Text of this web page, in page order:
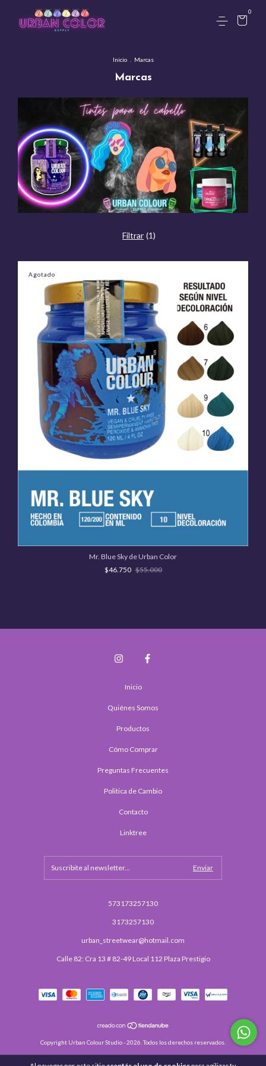
0
Inicio Marcas
Marcas
Filtrar (1)
Agotado
Mr. Blue Sky de Urban Color
$46.750 $55.000
Inicio
Quiénes Somos
Productos
Cómo Comprar
Preguntas Frecuentes
Politica de Cambio
Contacto
Linktree
573173257130
3173257130
urban_streetwear@hotmail.com
Calle 82: Cra 13 # 82-49 Local 112 Plaza Prestigio
Copyright Urban Colour Studio - 2026. Todos los derechos reservados.